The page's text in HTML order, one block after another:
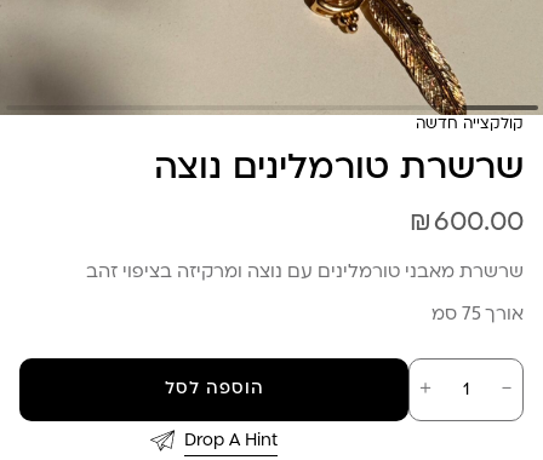
קולקצייה חדשה
שרשרת טורמלינים נוצה
₪ 600.00
שרשרת מאבני טורמלינים עם נוצה ומרקיזה בציפוי זהב
אורך 75 סמ
－
כמות
של
שרשרת
＋ הוספה לסל
Drop A Hint